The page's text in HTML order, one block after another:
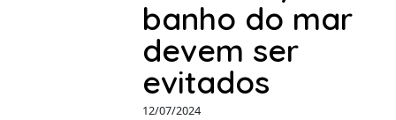
banho do mar
devem ser
evitados
12/07/2024